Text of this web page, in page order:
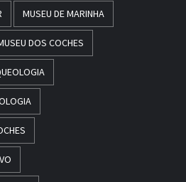
MUSEU DE MARINHA
DOS COCHES